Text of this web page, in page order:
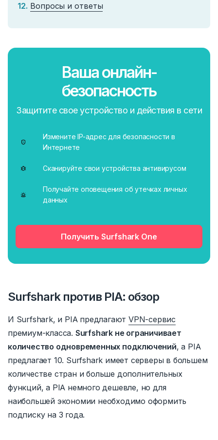
Вопросы и ответы
Ваша онлайн-
безопасность
Защитите свое устройство и действия в сети
Измените IP-адрес для безопасности в
Интернете
Сканируйте свои устройства антивирусом
Получайте оповещения об утечках личных
данных
Получить Surfshark One
Surfshark против PIA: обзор
И Surfshark, и PIA предлагаютVPN-сервис
премиум-класса. Surfshark не ограничивает
количество одновременных подключений, а PIA
предлагает 10. Surfshark имеет серверы в большем
количестве стран и больше дополнительных
функций, а PIA немного дешевле, но для
наибольшей экономии необходимо оформить
подписку на 3 года.